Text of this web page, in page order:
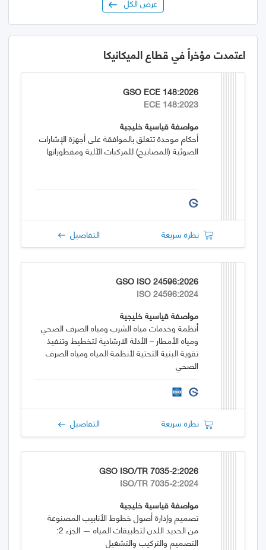
اعتمدت مؤخراً في قطاع الميكانيكا
GSO ECE 148:2026
ECE 148:2023
مواصفة قياسية خليجية
أحكام موحدة تتعلق بالموافقة على أجهزة الإشارات
الضوئية (المصابيح) للمركبات الآلية ومقطوراتها
نظرة سريعة التفاصيل
GSO ISO 24596:2026
ISO 24596:2024
مواصفة قياسية خليجية
أنظمة وخدمات مياه الشرب ومياه الصرف الصحي
ومياه الأمطار – الأدلة الارشادية لتخطيط وتنفيذ
تقوية البنية التحتية لأنظمة المياه ومياه الصرف
الصحي
نظرة سريعة التفاصيل
GSO ISO/TR 7035-2:2026
ISO/TR 7035-2:2024
مواصفة قياسية خليجية
تصميم وإدارة أصول خطوط الأنابيب المصنوعة
من الحديد اللدن لتطبيقات المياه — الجزء 2:
التصميم والتركيب والتشغيل